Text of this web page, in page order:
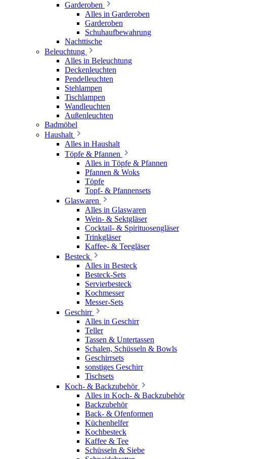
Garderoben
Alles in Garderoben
Garderoben
Schuhaufbewahrung
Nachttische
Beleuchtung
Alles in Beleuchtung
Deckenleuchten
Pendelleuchten
Stehlampen
Tischlampen
Wandleuchten
Außenleuchten
Badmöbel
Haushalt
Alles in Haushalt
Töpfe & Pfannen
Alles in Töpfe & Pfannen
Pfannen & Woks
Töpfe
Topf- & Pfannensets
Glaswaren
Alles in Glaswaren
Wein- & Sektgläser
Cocktail- & Spirituosengläser
Trinkgläser
Kaffee- & Teegläser
Besteck
Alles in Besteck
Besteck-Sets
Servierbesteck
Kochmesser
Messer-Sets
Geschirr
Alles in Geschirr
Teller
Tassen & Untertassen
Schalen, Schüsseln & Bowls
Geschirrsets
sonstiges Geschirr
Tischsets
Koch- & Backzubehör
Alles in Koch- & Backzubehör
Backzubehör
Back- & Ofenformen
Küchenhelfer
Kochbesteck
Kaffee & Tee
Schüsseln & Siebe